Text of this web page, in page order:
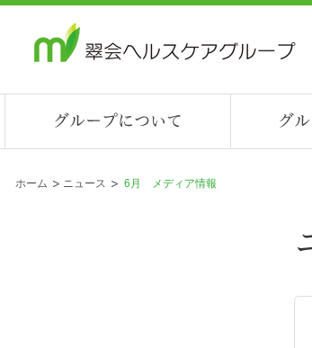
ホーム ニュース 6月 メディア情報